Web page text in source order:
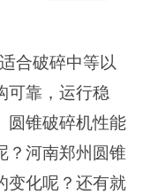
合破碎中等以
可靠，运行稳
圆锥破碎机性能
？河南郑州圆锥
变化呢？还有就